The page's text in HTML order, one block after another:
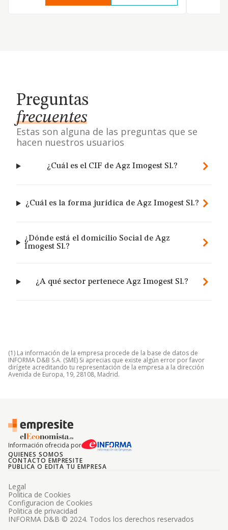
Preguntas
frecuentes
Estas son alguna de las preguntas que se
hacen nuestros usuarios
¿Cuál es el CIF de Agz Imogest Sl.?
¿Cuál es la forma jurídica de Agz Imogest Sl.?
¿Dónde está el domicilio Social de Agz
Imogest Sl.?
¿A qué sector pertenece Agz Imogest Sl.?
(1) La información de la empresa procede de la base de datos de
INFORMA D&B S.A. (SME) Si aprecias que existe algún error por favor
dirígete acreditando tu representación de la empresa a la dirección
Avenida de Europa, 19, 28108, Madrid.
Información ofrecida por
QUIENES SOMOS
CONTACTO EMPRESITE
PUBLICA O EDITA TU EMPRESA
INFORMA D&B © 2024. Todos los derechos reservados
Legal
Politica de Cookies
Configuracion de Cookies
Politica de privacidad